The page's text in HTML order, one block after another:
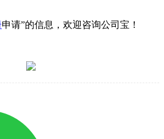
申请”的信息，欢迎咨询公司宝！